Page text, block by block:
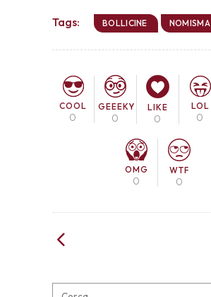
Tags: BOLLICINE NOMISMA
COOL
0
GEEEKY
0
LIKE
0
LOL
0
OMG
0
WTF
0